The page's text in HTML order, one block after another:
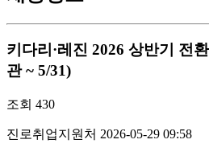
키다리·레진 2026 상반기 전
관 ~ 5/31)
조회 430
진로취업지원처 2026-05-29 09:58